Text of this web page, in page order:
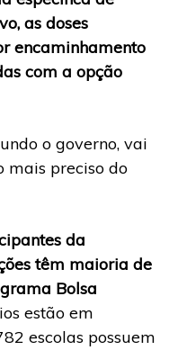
as doses
encaminhamento
com a opção
o governo, vai
preciso do
da
têm maioria de
Bolsa
estão em
escolas possuem